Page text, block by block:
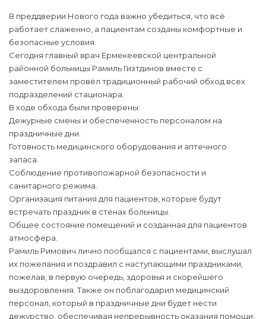
В преддверии Нового года важно убедиться, что всё
работает слаженно, а пациентам созданы комфортные и
безопасные условия.
Сегодня главный врач Ермекеевской центральной
районной больницы Рамиль Гизтдинов вместе с
заместителем провёл традиционный рабочий обход всех
подразделений стационара.
В ходе обхода были проверены:
Дежурные смены и обеспеченность персоналом на
праздничные дни.
Готовность медицинского оборудования и аптечного
запаса.
Соблюдение противопожарной безопасности и
санитарного режима.
Организация питания для пациентов, которые будут
встречать праздник в стенах больницы.
Общее состояние помещений и созданная для пациентов
атмосфера.
Рамиль Римович лично пообщался с пациентами, выслушал
их пожелания и поздравил с наступающими праздниками,
пожелав, в первую очередь, здоровья и скорейшего
выздоровления. Также он поблагодарил медицинский
персонал, который в праздничные дни будет нести
дежурство, обеспечивая непрерывность оказания помощи.